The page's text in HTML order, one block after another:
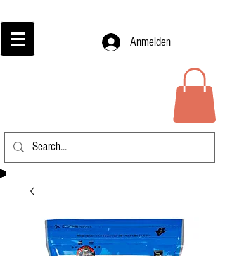
Anmelden